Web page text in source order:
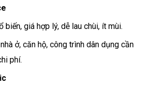
biến, giá hợp lý, dễ lau chùi, ít mùi.
ở, căn hộ, công trình dân dụng cần
phí.